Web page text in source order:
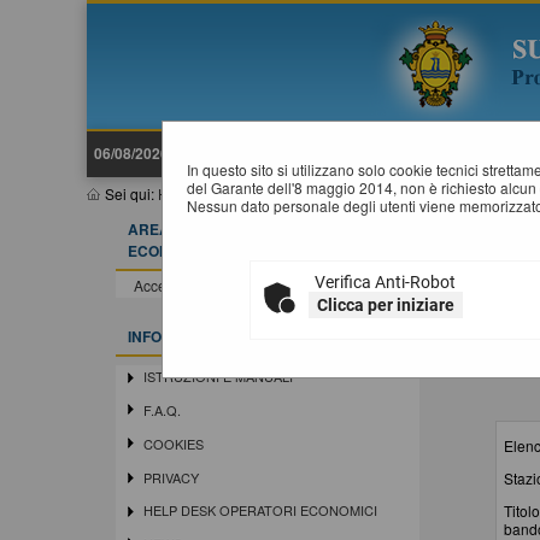
06/08/2026 07:16
Sei qui: Home»Elenco operatori economici»Bandi e avvisi
In questo sito si utilizzano solo cookie tecnici
del Garante dell'8 maggio 2014, non è richiesto
Nessun dato personale degli utenti viene
Verifica Anti-Robot
Clicca per iniziare
AREA RISERVATA OPERATORE
ECONOMICO
Accedi - Registrati
INFORMAZIONI
ISTRUZIONI E MANUALI
F.A.Q.
COOKIES
PRIVACY
HELP DESK OPERATORI ECONOMICI
Titolo